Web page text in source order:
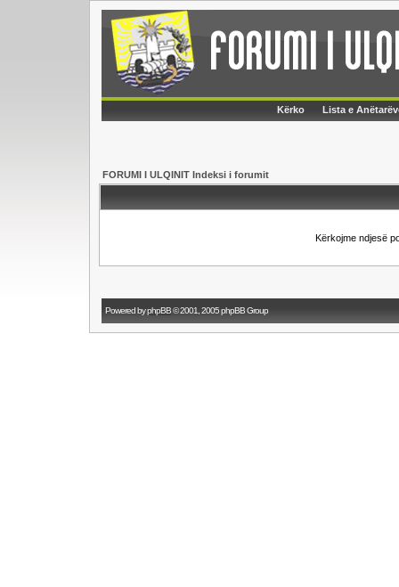
Kërko Lista e
FORUMI I ULQINIT Indeksi i forumit
Kërkojme ndjesë
Powered byphpBB© 2001, 2005 phpBB Group